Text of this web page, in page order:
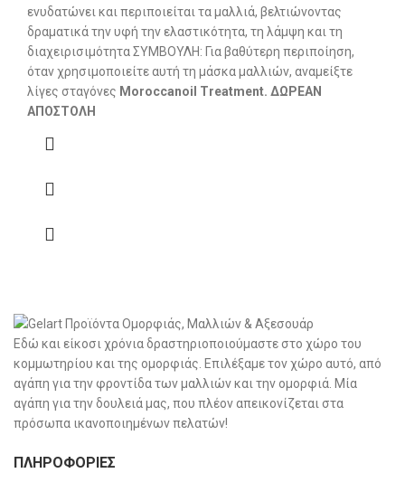
ενυδατώνει και περιποιείται τα μαλλιά, βελτιώνοντας
δραματικά την υφή την ελαστικότητα, τη λάμψη και τη
διαχειρισιμότητα ΣΥΜΒΟΥΛΗ: Για βαθύτερη περιποίηση,
όταν χρησιμοποιείτε αυτή τη μάσκα μαλλιών, αναμείξτε
λίγες σταγόνες Moroccanoil Treatment. ΔΩΡΕΑΝ
ΑΠΟΣΤΟΛΗ
Εδώ και είκοσι χρόνια δραστηριοποιούμαστε στο χώρο του
κομμωτηρίου και της ομορφιάς. Επιλέξαμε τον χώρο αυτό, από
αγάπη για την φροντίδα των μαλλιών και την ομορφιά. Μία
αγάπη για την δουλειά μας, που πλέον απεικονίζεται στα
πρόσωπα ικανοποιημένων πελατών!
ΠΛΗΡΟΦΟΡΊΕΣ